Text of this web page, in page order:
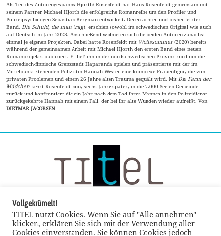
Als Teil des Autorengespanns Hjorth/ Rosenfeldt hat Hans Rosenfeldt gemeinsam mit
seinem Partner Michael Hjorth die erfolgreiche Romanreihe um den Profiler und
Polizeipsychologen Sebastian Bergman entwickelt. Deren achter und bisher letzter
Band, Die Schuld, die man trägt, erschien sowohl im schwedischen Original wie auch
auf Deutsch im Jahr 2023. Anschließend widmeten sich die beiden Autoren zunächst
einmal je eigenen Projekten. Dabei hatte Rosenfeldt mit Wolfssommer(2020) bereits
während der gemeinsamen Arbeit mit Michael Hjorth den ersten Band eines neuen
Romanprojekts publiziert. Er ließ ihn in der nordschwedischen Provinz rund um die
schwedisch-finnische Grenzstadt Haparanda spielen und präsentierte mit der im
Mittelpunkt stehenden Polizistin Hannah Wester eine komplexe Frauenfigur, die von
privaten Problemen und einem 26 Jahre alten Trauma gequält wird. Mit Die Farm der
Mädchen kehrt Rosenfeldt nun, sechs Jahre später, in die 7.000-Seelen-Gemeinde
zurück und konfrontiert die ein Jahr nach dem Tod ihres Mannes in den Polizeidienst
zurückgekehrte Hannah mit einem Fall, der bei ihr alte Wunden wieder aufreißt. Von
DIETMAR JACOBSEN
Vollgekrümelt!
TITEL nutzt Cookies. Wenn Sie auf "Alle annehmen"
klicken, erklären Sie sich mit der Verwendung aller
Cookies einverstanden. Sie können Cookies jedoch